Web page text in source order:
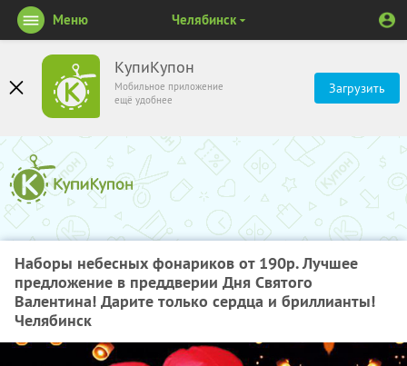
КупиКупон
Мобильное приложение
ещё удобнее
Загрузить
Меню Челябинск
Наборы небесных фонариков от 190р. Лучшее
предложение в преддверии Дня Святого
Валентина! Дарите только сердца и бриллианты!
Челябинск